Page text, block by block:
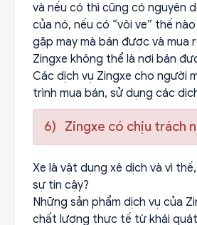
và nếu có thì cũng có nguyên
của nó, nếu có “vôi ve” thế
gặp may mà bán được và
Zingxe không thể là nơi bán
Các dịch vụ Zingxe cho người
trình mua bán, sử dụng các
6) Zingxe có chịu trách
Xe là vật dụng xê dịch và vì
sự tin cậy?
Những sản phẩm dịch vụ của
chất lượng thực tế từ khái